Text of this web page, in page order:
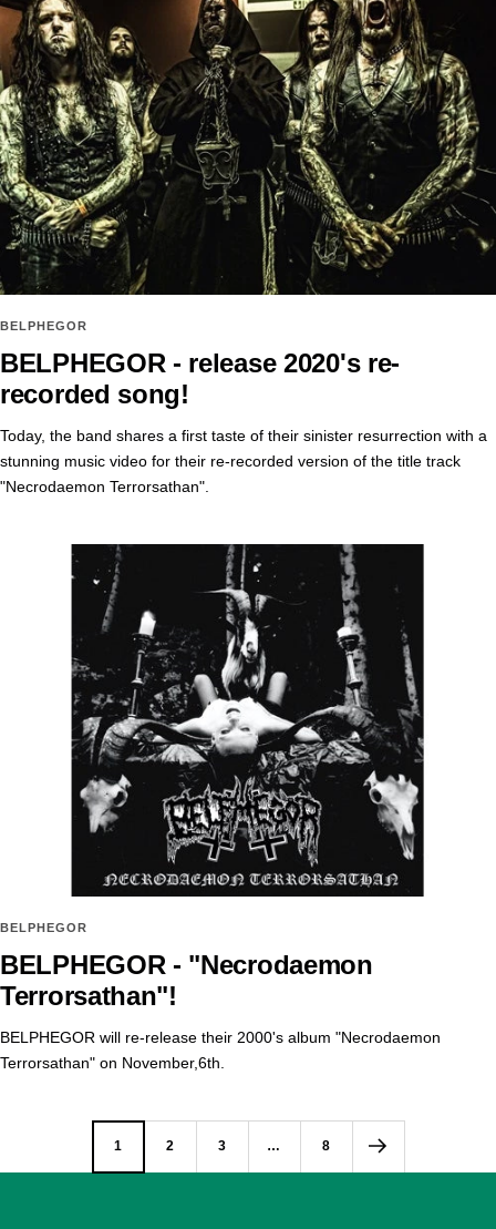
BELPHEGOR
BELPHEGOR - release 2020's re-
recorded song!
Today, the band shares a first taste of their sinister resurrection with a
stunning music video for their re-recorded version of the title track
"Necrodaemon Terrorsathan".
BELPHEGOR
BELPHEGOR - "Necrodaemon
Terrorsathan"!
BELPHEGOR will re-release their 2000's album "Necrodaemon
Terrorsathan" on November,6th.
1 2 3 … 8